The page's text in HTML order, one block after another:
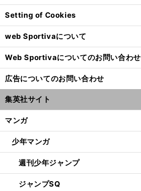
Setting of Cookies
web Sportivaについて
Web Sportivaについてのお問い合わせ
広告についてのお問い合わせ
集英社サイト
マンガ
少年マンガ
週刊少年ジャンプ
ジャンプSQ